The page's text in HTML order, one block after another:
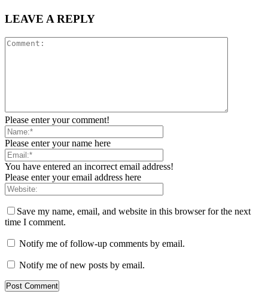
LEAVE A REPLY
Please enter your comment!
Please enter your name here
You have entered an incorrect email address!
Please enter your email address here
Save my name, email, and website in this browser for the next
time I comment.
Notify me of follow-up comments by email.
Notify me of new posts by email.